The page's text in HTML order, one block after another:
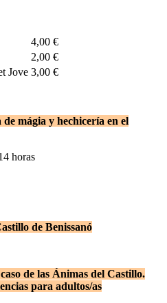
4,00 €
2,00 €
Jove 3,00 €
de mágia y hechicería en el
horas
de Benissanó
de las Ánimas del Castillo.
para adultos/as